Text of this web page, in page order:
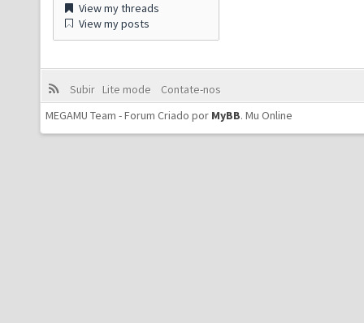
View my threads
View my posts
Subir Lite mode
Contate-nos
MEGAMU Team - Forum Criado por MyBB. Mu Online